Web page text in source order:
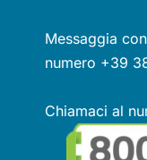
Messaggia
numero +39
Chiamaci al